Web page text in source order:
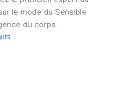
le mode du Sensible
du corps...